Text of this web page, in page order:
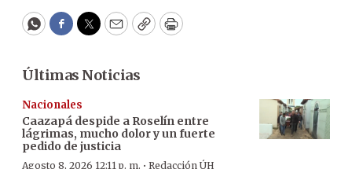
WhatsApp
Facebook
Twitter
EmailCopyPrint
Últimas Noticias
Nacionales
Caazapá despide a Roselín entre
lágrimas, mucho dolor y un fuerte
pedido de justicia
Agosto 8, 2026 12:11 p. m. Redacción ÚH